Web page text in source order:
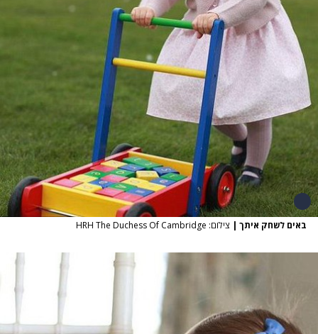
באים לשחק איתך | צילום: HRH The Duchess Of Cambridge